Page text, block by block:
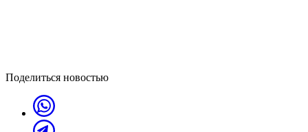
Поделиться новостью